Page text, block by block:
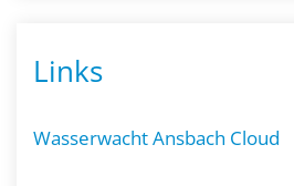
Links
Wasserwacht Ansbach Cloud